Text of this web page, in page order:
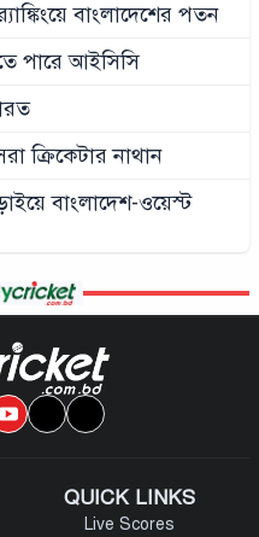
বাংলাদেশের পতন
পারে আইসিসি
ক্রিকেটার নাথান
বাংলাদেশ-ওয়েস্ট
QUICK LINKS
Live Scores